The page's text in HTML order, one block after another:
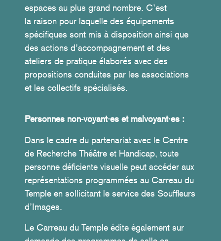
espaces au plus grand nombre. C’est
la raison pour laquelle des équipements
spécifiques sont mis à disposition ainsi que
des actions d’accompagnement et des
ateliers de pratique élaborés avec des
propositions conduites par les associations
et les collectifs spécialisés.
Personnes non-voyant·es et malvoyant·es :
Dans le cadre du partenariat avec le Centre
de Recherche Théâtre et Handicap, toute
personne déficiente visuelle peut accéder aux
représentations programmées au Carreau du
Temple en sollicitant le service des Souffleurs
d’Images.
Le Carreau du Temple édite également sur